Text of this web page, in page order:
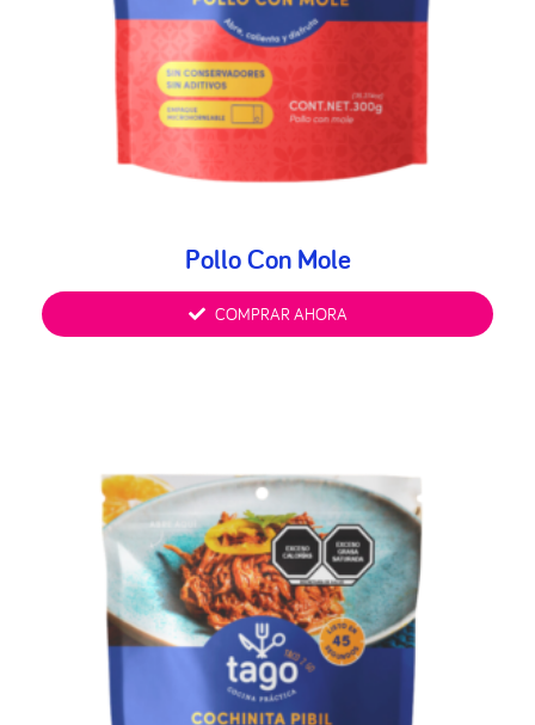
Pollo Con Mole
COMPRAR AHORA